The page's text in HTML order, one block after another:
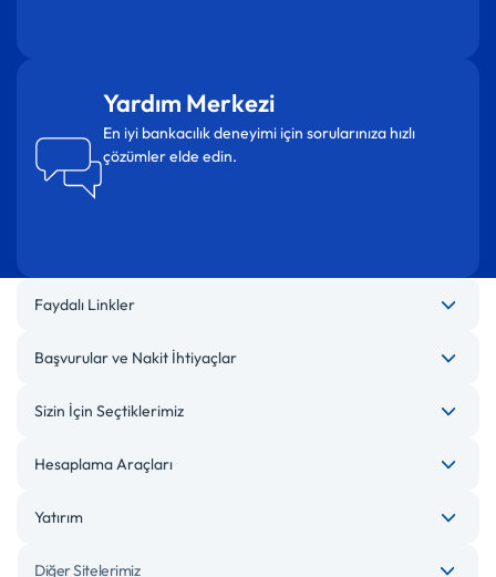
Yardım Merkezi
En iyi bankacılık deneyimi için sorularınıza hızlı
çözümler elde edin.
Faydalı Linkler
Başvurular ve Nakit İhtiyaçlar
Sizin İçin Seçtiklerimiz
Hesaplama Araçları
Yatırım
Diğer Sitelerimiz